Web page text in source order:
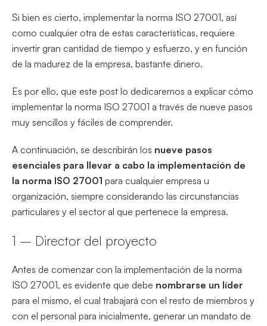
Si bien es cierto, implementar la norma ISO 27001, así
como cualquier otra de estas características, requiere
invertir gran cantidad de tiempo y esfuerzo, y en función
de la madurez de la empresa, bastante dinero.
Es por ello, que este post lo dedicaremos a explicar cómo
implementar la norma ISO 27001 a través de nueve pasos
muy sencillos y fáciles de comprender.
A continuación, se describirán los nueve pasos
esenciales para llevar a cabo la implementación de
la norma ISO 27001 para cualquier empresa u
organización, siempre considerando las circunstancias
particulares y el sector al que pertenece la empresa.
1 – Director del proyecto
Antes de comenzar con la implementación de la norma
ISO 27001, es evidente que debe nombrarse un líder
para el mismo, el cual trabajará con el resto de miembros y
con el personal para inicialmente, generar un mandato de